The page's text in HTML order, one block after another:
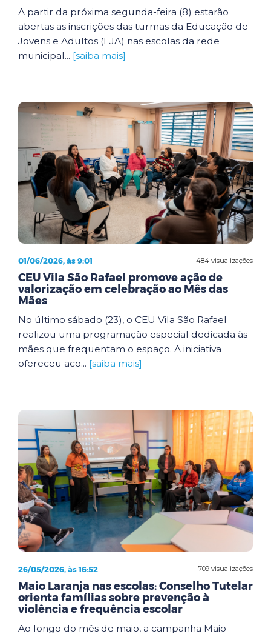
A partir da próxima segunda-feira (8) estarão
abertas as inscrições das turmas da Educação de
Jovens e Adultos (EJA) nas escolas da rede
municipal... [saiba mais]
484 visualizações
01/06/2026, às 9:01
CEU Vila São Rafael promove ação de
valorização em celebração ao Mês das
Mães
No último sábado (23), o CEU Vila São Rafael
realizou uma programação especial dedicada às
mães que frequentam o espaço. A iniciativa
ofereceu aco... [saiba mais]
709 visualizações
26/05/2026, às 16:52
Maio Laranja nas escolas: Conselho Tutelar
orienta famílias sobre prevenção à
violência e frequência escolar
Ao longo do mês de maio, a campanha Maio